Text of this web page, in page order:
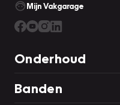
Mijn Vakgarage
Onderhoud
Banden